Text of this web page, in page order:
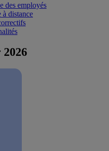
des employés
à distance